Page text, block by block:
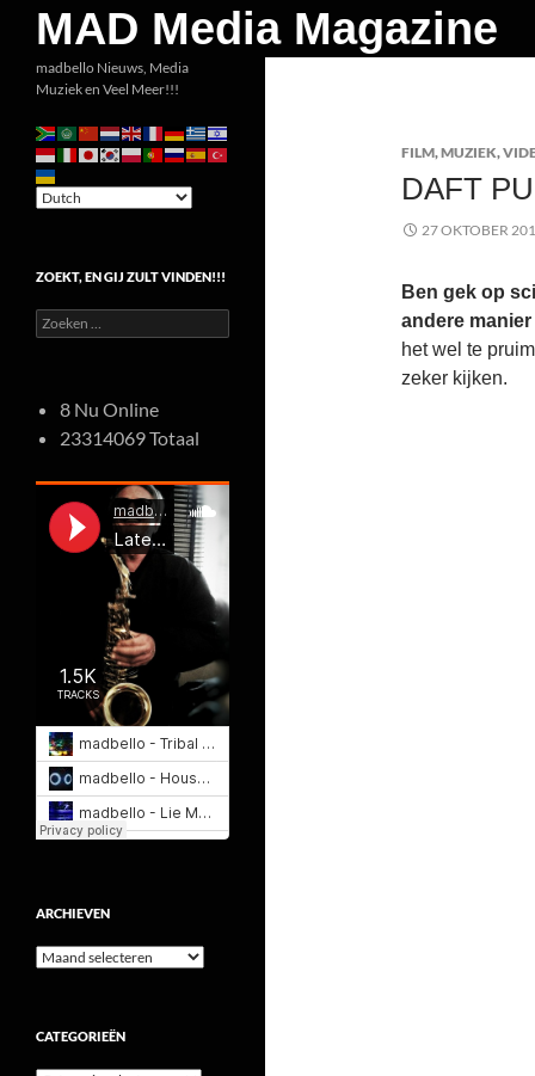
inhoud
MAD Media Magazine
Zoeken
FILM,MUZIEK,
DAFT
27 OKTOBER
Ben gek op
andere
het wel te
zeker kijken.
madbello Nieuws, Media
Muziek en Veel Meer!!!
ZOEKT, EN GIJ ZULT VINDEN!!!
Zoeken
naar:
8 Nu Online
23314069 Totaal
ARCHIEVEN
Archieven
CATEGORIEËN